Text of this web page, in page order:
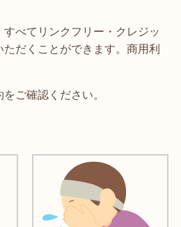
すべてリンクフリー・クレジッ
ただくことができます。商用利
ご確認ください。